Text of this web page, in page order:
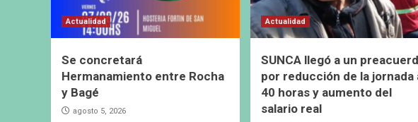
Actualidad
Se concretará
Hermanamiento entre Rocha
y Bagé
agosto 5, 2026
Actualidad
SUNCA llegó a un
por reducción de la jornada
40 horas y aumento del
salario real